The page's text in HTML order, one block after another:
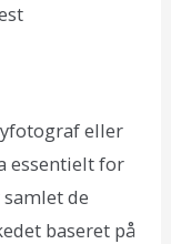
eller
essentielt for
de
baseret på